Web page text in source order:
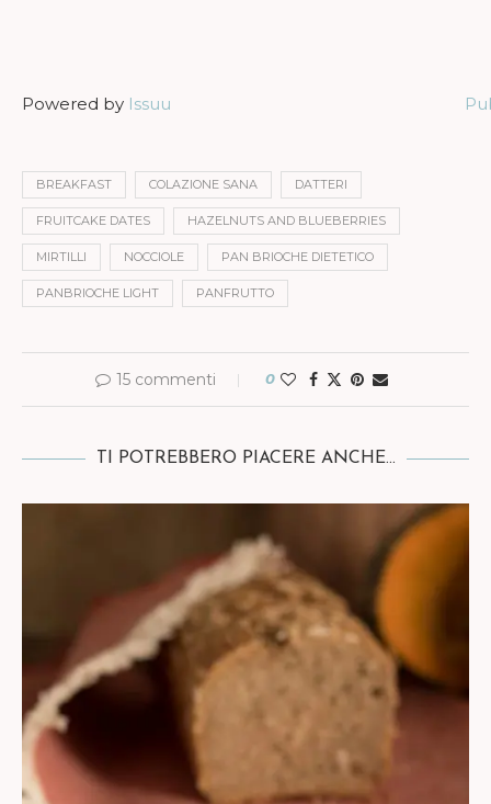
Powered by Issuu
BREAKFAST COLAZIONE SANA DATTERI
FRUITCAKE DATES HAZELNUTS AND BLUEBERRIES
MIRTILLI NOCCIOLE PAN BRIOCHE DIETETICO
PANBRIOCHE LIGHT PANFRUTTO
15 commenti 0
TI POTREBBERO PIACERE ANCHE...